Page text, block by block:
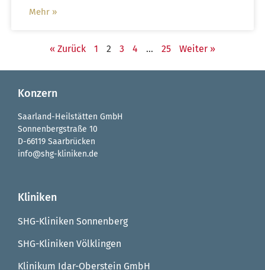
Mehr »
« Zurück 1 2 3 4 … 25 Weiter »
Konzern
Saarland-Heilstätten GmbH
Sonnenbergstraße 10
D-66119 Saarbrücken
info@shg-kliniken.de
Kliniken
SHG-Kliniken Sonnenberg
SHG-Kliniken Völklingen
Klinikum Idar-Oberstein GmbH